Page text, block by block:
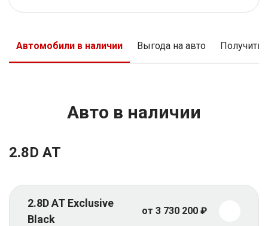
Автомобили в наличии Выгода на авто Получить
Авто в наличии
2.8D AT
2.8D AT Exclusive
Black
от 3 730 200 ₽